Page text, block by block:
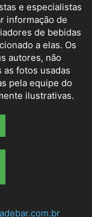
e especialistas
informação de
de bebidas
a elas. Os
autores, não
as fotos usadas
pela equipe do
ilustrativas.